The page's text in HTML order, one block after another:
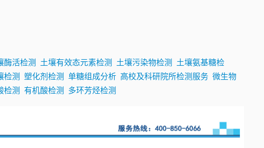
酶活检测 土壤有效态元素检测 土壤污染物检测 土壤氨基糖检
检测 塑化剂检测 单糖组成分析 高校及科研院所检测服务 微生物
检测 有机酸检测 多环芳烃检测